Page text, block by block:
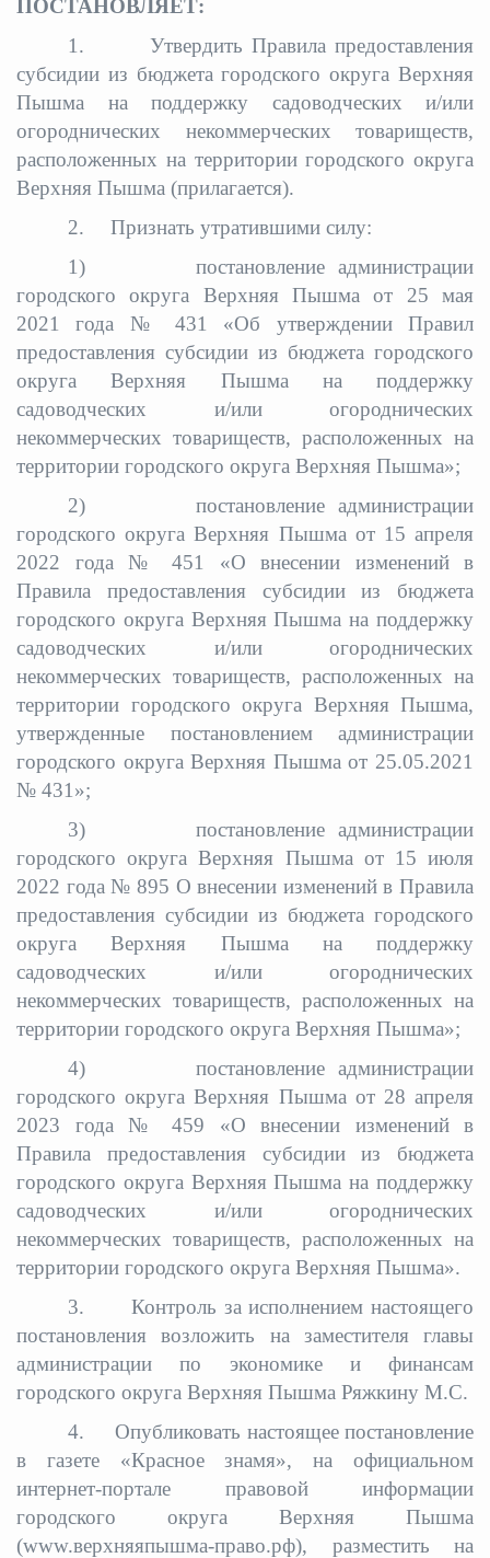
ПОСТАНОВЛЯЕТ:
1.
Утвердить Правила предоставления
субсидии из бюджета городского округа Верхняя
Пышма на поддержку садоводческих и/или
огороднических некоммерческих товариществ,
расположенных на территории городского округа
Верхняя Пышма (прилагается).
2.
Признать утратившими силу:
1)
постановление администрации
городского округа Верхняя Пышма от 25 мая
2021 года № 431 «Об утверждении Правил
предоставления субсидии из бюджета городского
округа Верхняя Пышма на поддержку
садоводческих и/или огороднических
некоммерческих товариществ, расположенных на
территории городского округа Верхняя Пышма»;
2)
постановление администрации
городского округа Верхняя Пышма от 15 апреля
2022 года № 451 «О внесении изменений в
Правила предоставления субсидии из бюджета
городского округа Верхняя Пышма на поддержку
садоводческих и/или огороднических
некоммерческих товариществ, расположенных на
территории городского округа Верхняя Пышма,
утвержденные постановлением администрации
городского округа Верхняя Пышма от 25.05.2021
№ 431»;
3)
постановление администрации
городского округа Верхняя Пышма от 15 июля
2022 года № 895 О внесении изменений в Правила
предоставления субсидии из бюджета городского
округа Верхняя Пышма на поддержку
садоводческих и/или огороднических
некоммерческих товариществ, расположенных на
территории городского округа Верхняя Пышма»;
4)
постановление администрации
городского округа Верхняя Пышма от 28 апреля
2023 года № 459 «О внесении изменений в
Правила предоставления субсидии из бюджета
городского округа Верхняя Пышма на поддержку
садоводческих и/или огороднических
некоммерческих товариществ, расположенных на
территории городского округа Верхняя Пышма».
3.
Контроль за исполнением настоящего
постановления возложить на заместителя главы
администрации по экономике и финансам
городского округа Верхняя Пышма Ряжкину М.С.
4.
Опубликовать настоящее постановление
в газете «Красное знамя», на официальном
интернет-портале правовой информации
городского округа Верхняя Пышма
(www.верхняяпышма-право.рф), разместить на